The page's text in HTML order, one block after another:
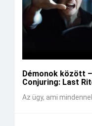
Démonok között
Conjuring: Last
Az ügy, ami